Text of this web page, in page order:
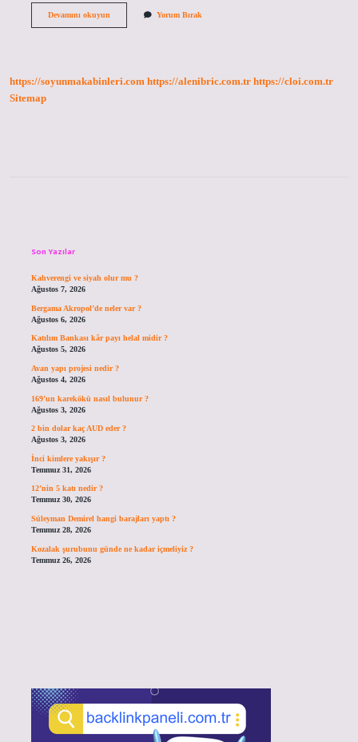
Devamını okuyunKutup
Yorum Bırak
https://soyunmakabinleri.com https://alenibric.com.tr https://cloi.com.tr
Sitemap
Son Yazılar
Kahverengi ve siyah olur mu ?
Ağustos 7, 2026
Bergama Akropol’de neler var ?
Ağustos 6, 2026
Katılım Bankası kâr payı helal midir ?
Ağustos 5, 2026
Avan yapı projesi nedir ?
Ağustos 4, 2026
169’un karekökü nasıl bulunur ?
Ağustos 3, 2026
2 bin dolar kaç AUD eder ?
Ağustos 3, 2026
İnci kimlere yakışır ?
Temmuz 31, 2026
12’nin 5 katı nedir ?
Temmuz 30, 2026
Süleyman Demirel hangi barajları yaptı ?
Temmuz 28, 2026
Kozalak şurubunu günde ne kadar içmeliyiz ?
Temmuz 26, 2026